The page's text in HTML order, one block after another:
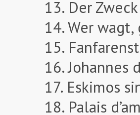
13. Der
14. Wer
15.
16. Johannes
17. Eskimos
18. Palais